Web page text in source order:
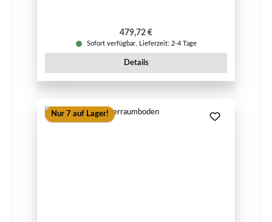
Regulärer Preis:
479,72 €
Sofort verfügbar, Lieferzeit: 2-4 Tage
Details
Nur 7 auf Lager!